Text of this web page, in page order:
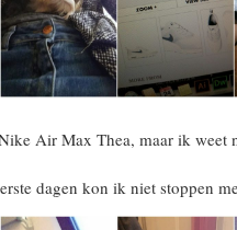
Air Max Thea, maar ik
dagen kon ik niet stoppen